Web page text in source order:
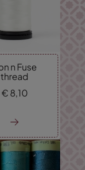
n Fuse
thread
€ 8,10